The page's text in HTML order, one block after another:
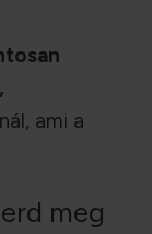
ami a
meg